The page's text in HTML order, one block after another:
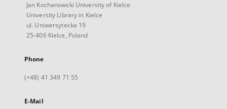
Jan Kochanowski University of Kielce
University Library in Kielce
ul. Uniwersytecka 19
25-406 Kielce, Poland
Phone
(+48) 41 349 71 55
E-Mail